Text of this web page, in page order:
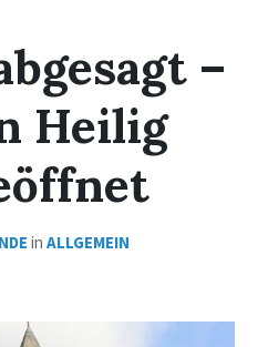
–
Heilig
in ALLGEMEIN